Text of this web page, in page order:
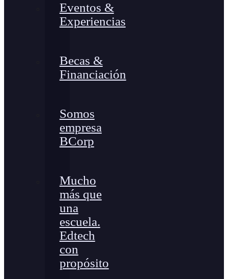
Eventos &
Experiencias
Becas &
Financiación
Somos
empresa
BCorp
Mucho
más que
una
escuela.
Edtech
con
propósito